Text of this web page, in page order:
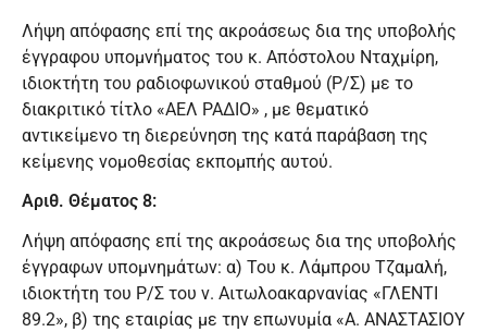
Λήψη απόφασης επί της ακροάσεως δια της υποβολής
έγγραφου υπομνήματος του κ. Απόστολου Νταχμίρη,
ιδιοκτήτη του ραδιοφωνικού σταθμού (Ρ/Σ) με το
διακριτικό τίτλο «ΑΕΛ ΡΑΔΙΟ» , με θεματικό
αντικείμενο τη διερεύνηση της κατά παράβαση της
κείμενης νομοθεσίας εκπομπής αυτού.
Αριθ. Θέματος 8:
Λήψη απόφασης επί της ακροάσεως δια της υποβολής
έγγραφων υπομνημάτων: α) Του κ. Λάμπρου Τζαμαλή,
ιδιοκτήτη του Ρ/Σ του ν. Αιτωλοακαρνανίας «ΓΛΕΝΤΙ
89.2», β) της εταιρίας με την επωνυμία «Α. ΑΝΑΣΤΑΣΙΟΥ